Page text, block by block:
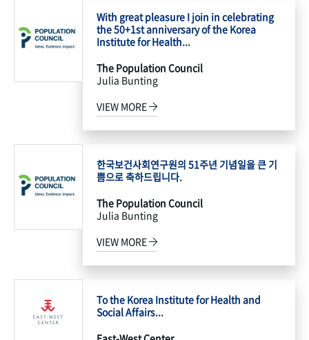
With great pleasure I join in celebrating
the 50+1st anniversary of the Korea
Institute for Health...
The Population Council
Julia Bunting
VIEW MORE
한국보건사회연구원의 51주년 기념일을 큰 기
쁨으로 축하드립니다.
The Population Council
Julia Bunting
VIEW MORE
To the Korea Institute for Health and
Social Affairs...